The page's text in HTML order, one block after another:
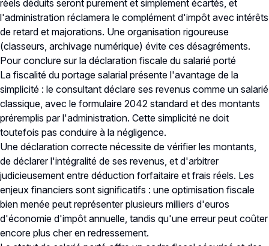
réels déduits seront purement et simplement écartés, et
l'administration réclamera le complément d'impôt avec intérêts
de retard et majorations. Une organisation rigoureuse
(classeurs, archivage numérique) évite ces désagréments.
Pour conclure sur la déclaration fiscale du salarié porté
La fiscalité du portage salarial présente l'avantage de la
simplicité : le consultant déclare ses revenus comme un salarié
classique, avec le formulaire 2042 standard et des montants
préremplis par l'administration. Cette simplicité ne doit
toutefois pas conduire à la négligence.
Une déclaration correcte nécessite de vérifier les montants,
de déclarer l'intégralité de ses revenus, et d'arbitrer
judicieusement entre déduction forfaitaire et frais réels. Les
enjeux financiers sont significatifs : une optimisation fiscale
bien menée peut représenter plusieurs milliers d'euros
d'économie d'impôt annuelle, tandis qu'une erreur peut coûter
encore plus cher en redressement.